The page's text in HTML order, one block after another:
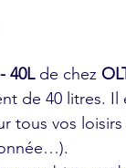
40Lde chez
de 40 litres. Il
tous vos